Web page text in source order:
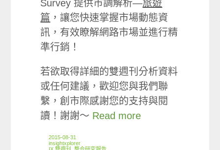
Survey 提供市調解析—旅遊
篇 ，讓您快速掌握市場動態資
訊，有效瞭解網路市場並進行精
準行銷！
若欲取得詳細的雙週刊分析資料
或任何建議，歡迎您與我們聯
繫，創市際感謝您的支持與閱
讀！謝謝～ Read more
2015-08-31
insightxplorer